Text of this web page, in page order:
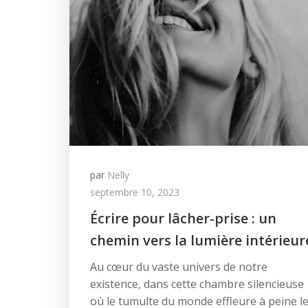
par Nelly
septembre 10, 2023
Écrire pour lâcher-prise : un
chemin vers la lumière
Au cœur du vaste univers de notre
existence, dans cette chambre silencieuse
où le tumulte du monde effleure à peine